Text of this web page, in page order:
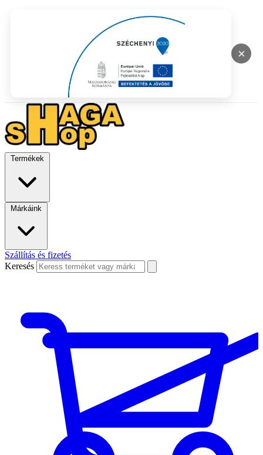
×
Termékek
Márkáink
Szállítás és fizetés
Keresés